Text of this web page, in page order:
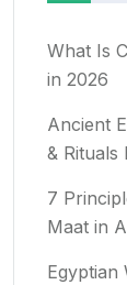
What Is
in 2026
Ancient
& Rituals
7
Maat in
Egyptian